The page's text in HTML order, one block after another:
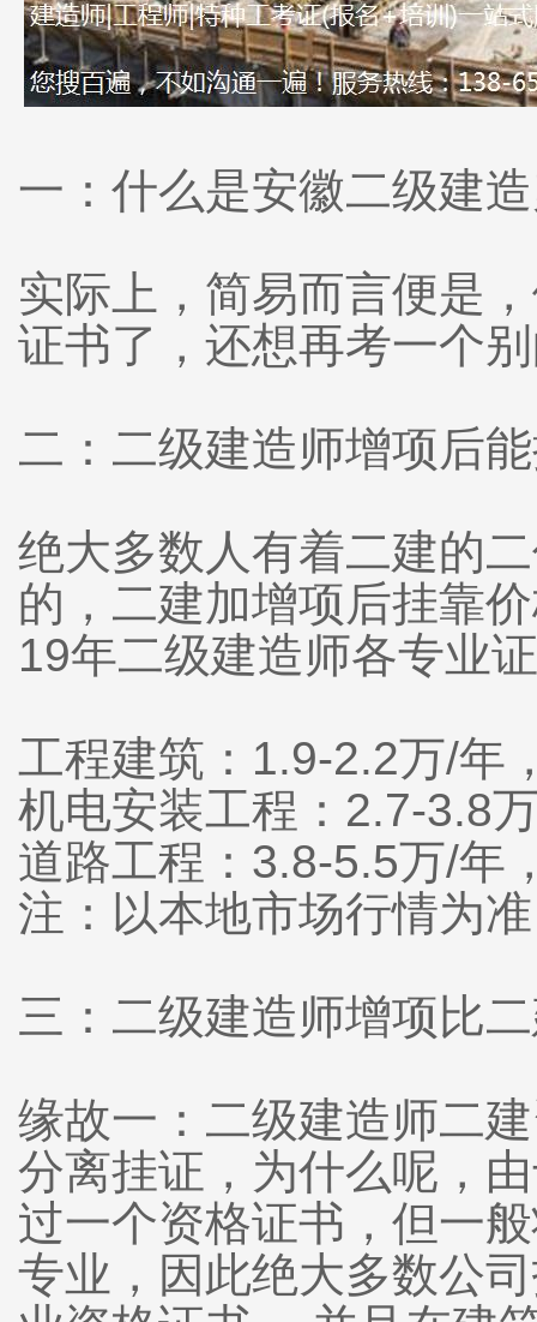
一：什么是安徽二级建
实际上，简易而言便是
证书了，还想再考一个
二：二级建造师增项后
绝大多数人有着二建的
的，二建加增项后挂靠
19年二级建造师各专业
工程建筑：1.9-2.2万/年
机电安装工程：2.7-3.8
道路工程：3.8-5.5万/年
注：以本地市场行情为
三：二级建造师增项比
缘故一：二级建造师二
分离挂证，为什么呢，
过一个资格证书，但一
专业，因此绝大多数公